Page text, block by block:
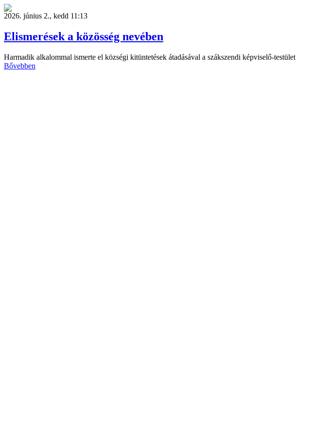
2026. június 2., kedd 11:13
Elismerések a közösség nevében
Harmadik alkalommal ismerte el községi kitüntetések átadásával a szákszendi képviselő-testület
Bővebben